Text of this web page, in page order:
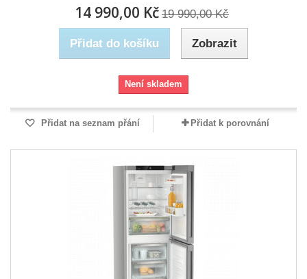
14 990,00 Kč 19 990,00 Kč
Přidat do košíku Zobrazit
Není skladem
Přidat na seznam přání Přidat k porovnání